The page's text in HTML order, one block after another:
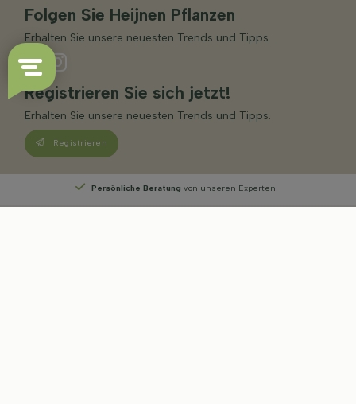
Folgen Sie Heijnen Pflanzen
Erhalten Sie unsere neuesten Trends und Tipps.
Registrieren Sie sich jetzt!
Erhalten Sie unsere neuesten Trends und Tipps.
Registrieren
Persönliche Beratung von unseren Experten